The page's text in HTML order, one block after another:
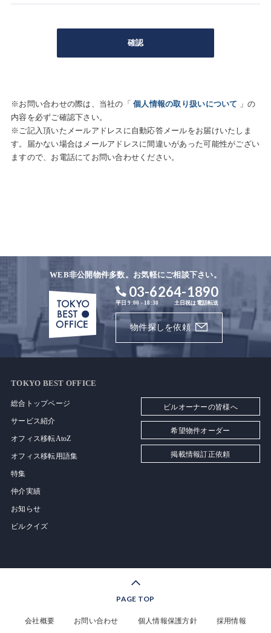
※お問い合わせの際は、当社の「個人情報の取り扱いについて 」の
内容を必ずご確認下さい。
※ご記入頂いたメールアドレスに自動応答メールをお届けいたしま
す。届かない場合はメールアドレスに間違いがあった可能性がござい
ますので、お電話にてお問い合わせください。
WEB非公開物件多数。お気軽にご相談下さい。
03-6264-1890
平日 9:00 - 18:30 土日祝は電話転送
物件探しを依頼
TOKYO BEST OFFICE
総合トップページ
サービス紹介
オフィス移転AtoZ
オフィス移転用語集
特集
仲介実績
お知らせ
ビルクイズ
ビルオーナーの皆様へ
希望物件オーダー
掲載情報訂正依頼
PAGE TOP
会社概要 お問い合わせ 個人情報保護方針 採用情報